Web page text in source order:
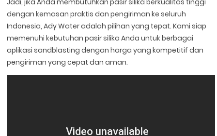
dengan kemasan praktis dan pengiriman ke seluruh
Indonesia, Ady Water adalah pilihan yang tepat. Kami siap
memenuhi kebutuhan pasir silika Anda untuk berbagai
aplikasi sandblasting dengan harga yang kompetitif dan
pengiriman yang cepat dan aman.